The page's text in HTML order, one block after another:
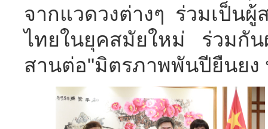
จากแวดวงต่างๆ ร่วมเป็นผู้
ไทยในยุคสมัยใหม่ ร่วมกั
สานต่อ"มิตรภาพพันปียืนยง